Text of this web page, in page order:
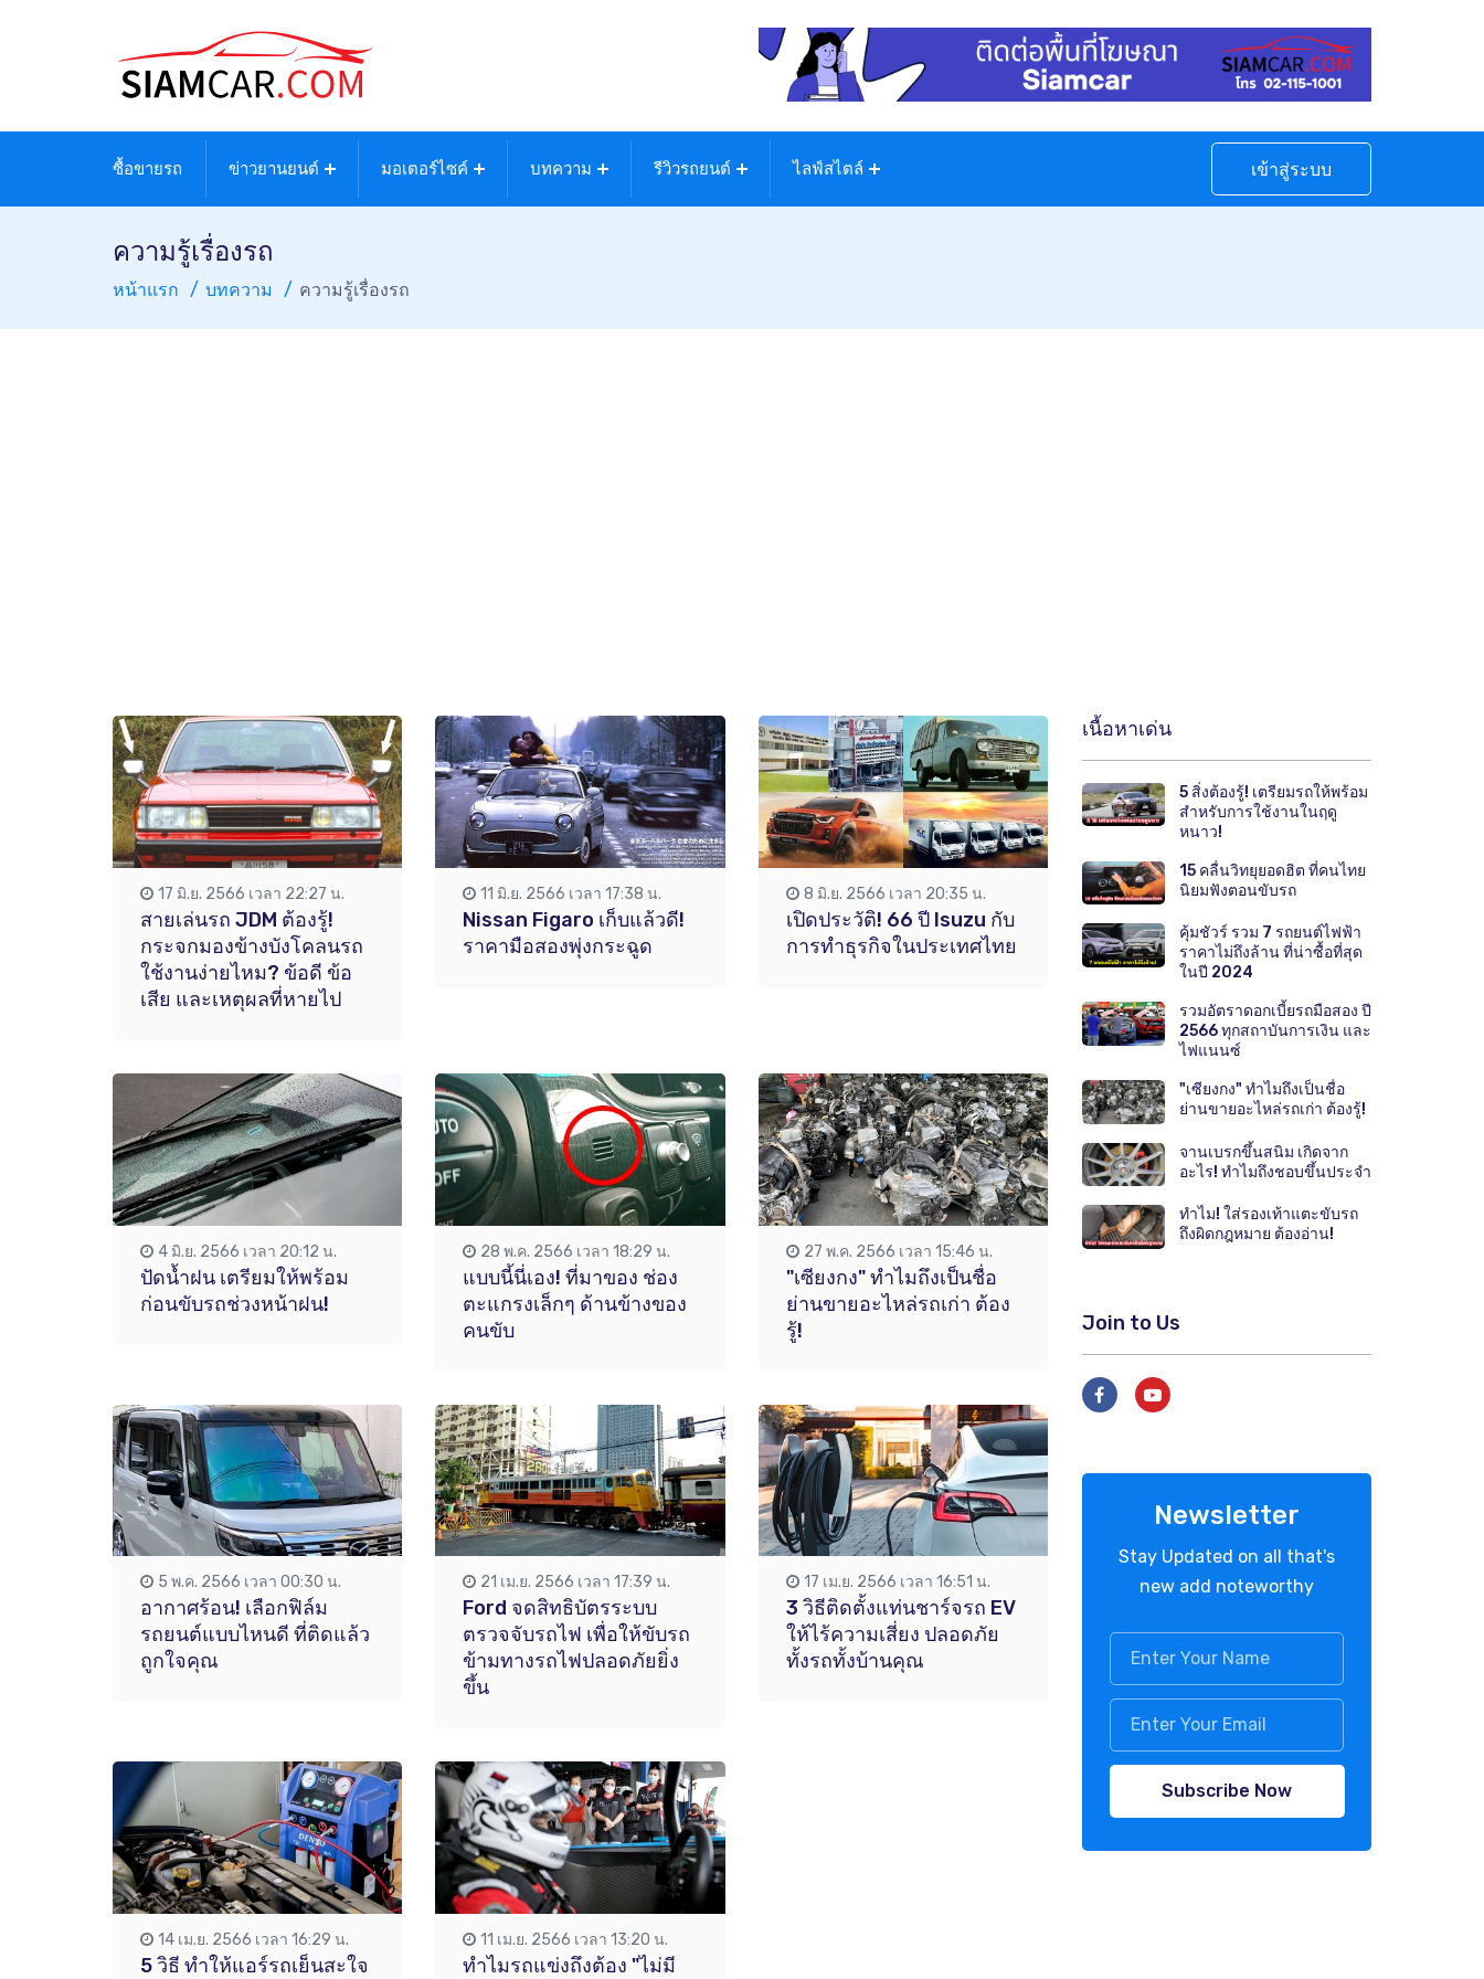
ซื้อขายรถ ข่าวยานยนต์ มอเตอร์ไซค์ บทความ รีวิวรถยนต์ ไลฟ์สไตล์ เข้าสู่ระบบ
ความรู้เรื่องรถ
หน้าแรก บทความ ความรู้เรื่องรถ
17 มิ.ย. 2566 เวลา 22:27 น.
สายเล่นรถ JDM ต้องรู้!
กระจกมองข้างบังโคลนรถ
ใช้งานง่ายไหม? ข้อดี ข้อ
เสีย และเหตุผลที่หายไป
11 มิ.ย. 2566 เวลา 17:38 น.
Nissan Figaro เก็บแล้วดี!
ราคามือสองพุ่งกระฉูด
8 มิ.ย. 2566 เวลา 20:35 น.
เปิดประวัติ! 66 ปี Isuzu กับ
การทำธุรกิจในประเทศไทย
4 มิ.ย. 2566 เวลา 20:12 น.
ปัดน้ำฝน เตรียมให้พร้อม
ก่อนขับรถช่วงหน้าฝน!
28 พ.ค. 2566 เวลา 18:29 น.
แบบนี้นี่เอง! ที่มาของ ช่อง
ตะแกรงเล็กๆ ด้านข้างของ
คนขับ
27 พ.ค. 2566 เวลา 15:46 น.
"เซียงกง" ทำไมถึงเป็นชื่อ
ย่านขายอะไหล่รถเก่า ต้อง
รู้!
5 พ.ค. 2566 เวลา 00:30 น.
อากาศร้อน! เลือกฟิล์ม
รถยนต์แบบไหนดี ที่ติดแล้ว
ถูกใจคุณ
21 เม.ย. 2566 เวลา 17:39 น.
Ford จดสิทธิบัตรระบบ
ตรวจจับรถไฟ เพื่อให้ขับรถ
ข้ามทางรถไฟปลอดภัยยิ่ง
ขึ้น
17 เม.ย. 2566 เวลา 16:51 น.
3 วิธีติดตั้งแท่นชาร์จรถ EV
ให้ไร้ความเสี่ยง ปลอดภัย
ทั้งรถทั้งบ้านคุณ
14 เม.ย. 2566 เวลา 16:29 น.
5 วิธี ทำให้แอร์รถเย็นสะใจ
11 เม.ย. 2566 เวลา 13:20 น.
ทำไมรถแข่งถึงต้อง "ไม่มี
เนื้อหาเด่น
5 สิ่งต้องรู้! เตรียมรถให้พร้อม
สำหรับการใช้งานในฤดู
หนาว!
15 คลื่นวิทยุยอดฮิต ที่คนไทย
นิยมฟังตอนขับรถ
คุ้มชัวร์ รวม 7 รถยนต์ไฟฟ้า
ราคาไม่ถึงล้าน ที่น่าซื้อที่สุด
ในปี 2024
รวมอัตราดอกเบี้ยรถมือสอง ปี
2566 ทุกสถาบันการเงิน และ
ไฟแนนซ์
"เซียงกง" ทำไมถึงเป็นชื่อ
ย่านขายอะไหล่รถเก่า ต้องรู้!
จานเบรกขึ้นสนิม เกิดจาก
อะไร! ทำไมถึงชอบขึ้นประจำ
ทำไม! ใส่รองเท้าแตะขับรถ
ถึงผิดกฎหมาย ต้องอ่าน!
Join to Us
Newsletter
Stay Updated on all that's
new add noteworthy
Subscribe Now